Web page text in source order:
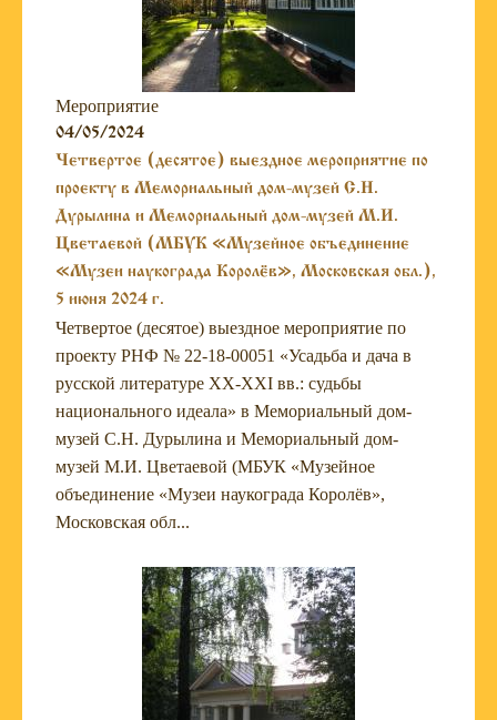
Мероприятие
04/05/2024
Четвертое (десятое) выездное мероприятие по
проекту в Мемориальный дом-музей С.Н.
Дурылина и Мемориальный дом-музей М.И.
Цветаевой (МБУК «Музейное объединение
«Музеи наукограда Королёв», Московская обл.),
5 июня 2024 г.
Четвертое (десятое) выездное мероприятие по
проекту РНФ № 22-18-00051 «Усадьба и дача в
русской литературе XX-XXI вв.: судьбы
национального идеала» в Мемориальный дом-
музей С.Н. Дурылина и Мемориальный дом-
музей М.И. Цветаевой (МБУК «Музейное
объединение «Музеи наукограда Королёв»,
Московская обл...